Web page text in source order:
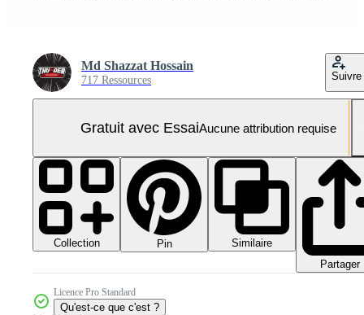
Md Shazzat Hossain
717 Ressources Suivre
Gratuit avec EssaiAucune attribution requise
Collection Pin
Similaire
Partager
Licence Pro Standard
Qu'est-ce que c'est ?